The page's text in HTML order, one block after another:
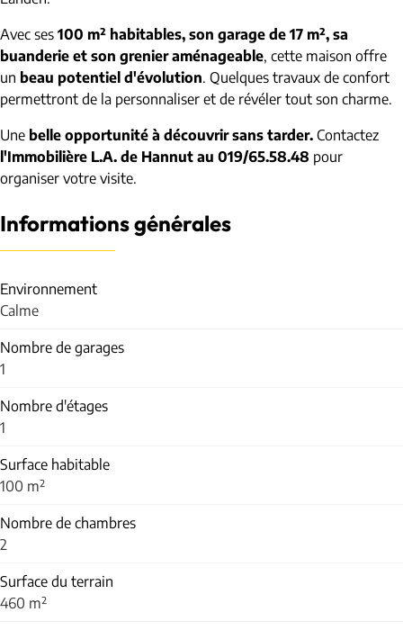
Avec ses 100 m² habitables, son garage de 17 m², sa
buanderie et son grenier aménageable, cette maison offre
un beau potentiel d'évolution. Quelques travaux de confort
permettront de la personnaliser et de révéler tout son charme.
Une belle opportunité à découvrir sans tarder. Contactez
l'Immobilière L.A. de Hannut au 019/65.58.48 pour
organiser votre visite.
Informations générales
Environnement
Calme
Nombre de garages
1
Nombre d'étages
1
Surface habitable
100 m²
Nombre de chambres
2
Surface du terrain
460 m²